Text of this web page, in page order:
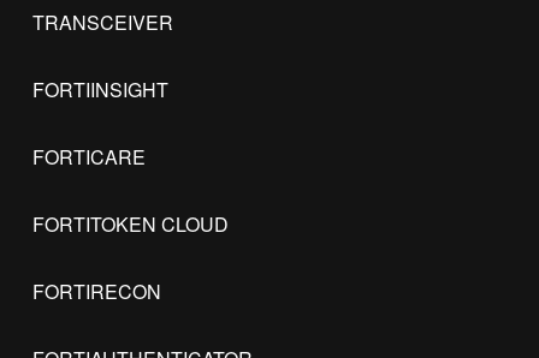
TRANSCEIVER
FORTIINSIGHT
FORTICARE
FORTITOKEN CLOUD
FORTIRECON